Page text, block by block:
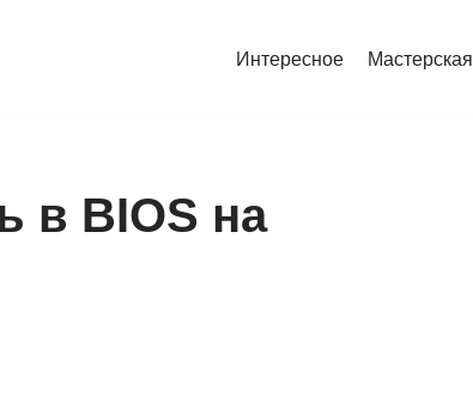
Интересное Мастерская
в BIOS на